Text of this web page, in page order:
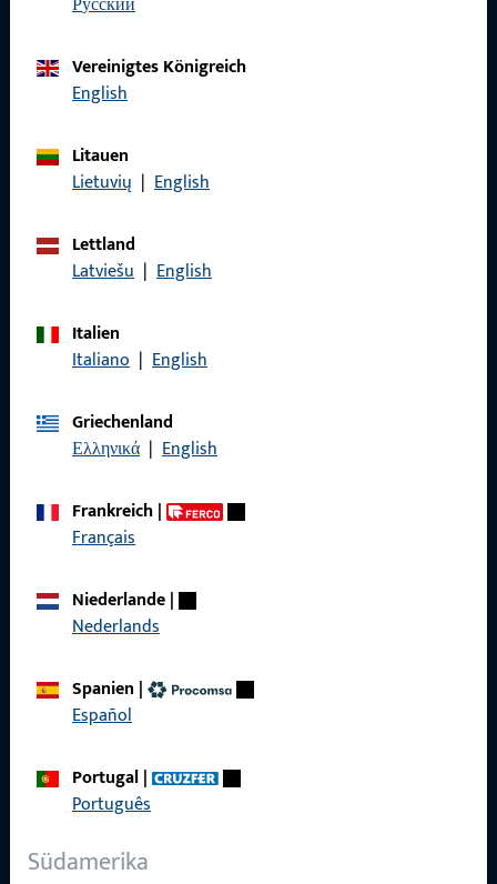
Rufen Sie uns an
Vereinigtes Königreich
English
Litauen
Lietuvių | English
Lettland
Latviešu | English
Italien
Italiano | English
Griechenland
Ελληνικά | English
Frankreich|
Français
Niederlande|
Nederlands
Spanien |
Español
Portugal|
Português
Südamerika
Karriere
Produktkatalog